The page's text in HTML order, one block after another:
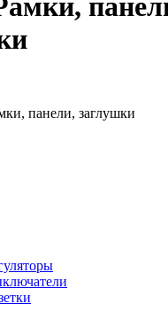
панели, заглушки